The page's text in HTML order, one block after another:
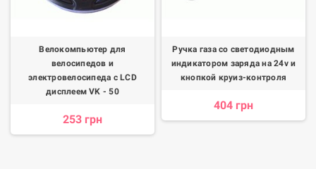
Велокомпьютер для
велосипедов и
электровелосипеда с LCD
дисплеем VK - 50
253 грн
Ручка газа со светодиодным
индикатором заряда на 24v и
кнопкой круиз-контроля
404 грн